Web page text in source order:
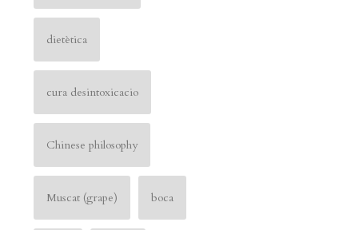
dietètica
cura desintoxicacio
Chinese philosophy
Muscat (grape) boca